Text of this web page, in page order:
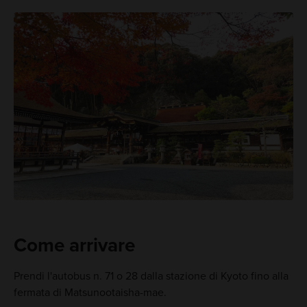
Come arrivare
Prendi l'autobus n. 71 o 28 dalla stazione di Kyoto fino alla
fermata di Matsunootaisha-mae.